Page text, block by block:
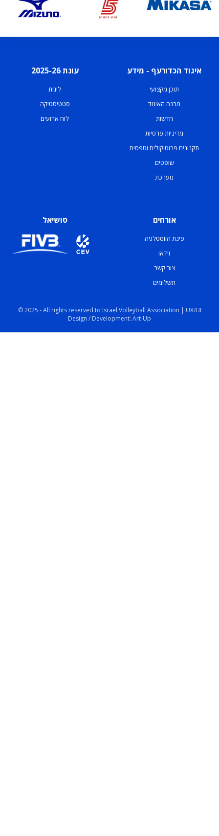
איגוד הכדורעף - מידע
תוכן מקצועי
מבנה האיגוד
חדשות
מדיניות פרטיות
תקנונים פרוטוקולים וטפסים
שופטים
מערכת
עונת 2025-26
ליגות
סטטיסטיקה
לוח ארועים
אורחים
פינת הווסטלגיה
וידאו
צור קשר
תשלומים
סושיאל
© 2025 - All rights reserved to Israel Volleyball Association | UX/UI
Design / Development: Art-Up